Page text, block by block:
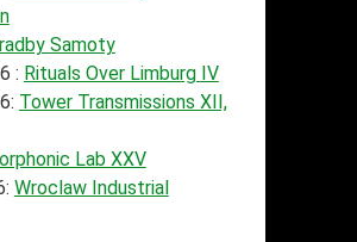
Samoty
: Rituals Over Limburg IV
Tower Transmissions XII,
Lab XXV
Wroclaw Industrial